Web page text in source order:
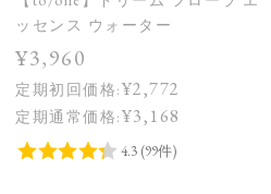
ッセンス ウォーター
¥3,960
定期初回価格:¥2,772
定期通常価格:¥3,168